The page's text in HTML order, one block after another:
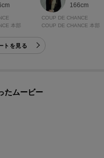
本部
166cm
COUP DE CHANCE
COUP DE CHANCE 本部
トを見る
たムービー